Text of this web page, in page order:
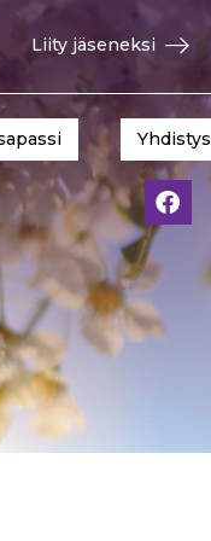
Liity jäseneksi
Yhdistys